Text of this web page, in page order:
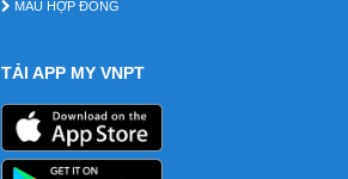
MẪU HỢP ĐỒNG
TẢI APP MY VNPT